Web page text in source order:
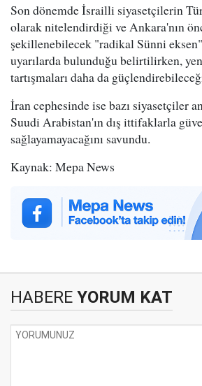
Son dönemde İsrailli siyasetçilerin
olarak nitelendirdiği ve Ankara'nın
şekillenebilecek "radikal Sünni
uyarılarda bulunduğu belirtilirken,
tartışmaları daha da
İran cephesinde ise bazı siyasetçiler
Suudi Arabistan'ın dış ittifaklarla
sağlayamayacağını savundu.
Kaynak: Mepa News
HABERE YORUM KAT